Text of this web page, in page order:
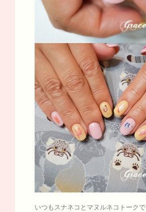
いつもスナネコとマヌルネコトークで